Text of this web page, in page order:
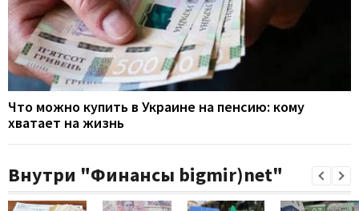
Что можно купить в Украине на пенсию: кому
хватает на жизнь
Внутри "Финансы bigmir)net"